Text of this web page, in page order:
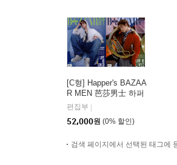
[C형] Happer's BAZAA
R MEN 芭莎男士 하퍼
스 바자 맨 중국 2026년
08월호 : 후명호 (侯明
昊) 커버 (A형 잡지+B형
편집부
52,000원 (0% 할인)
검색 페이지에서 선택된 태그에